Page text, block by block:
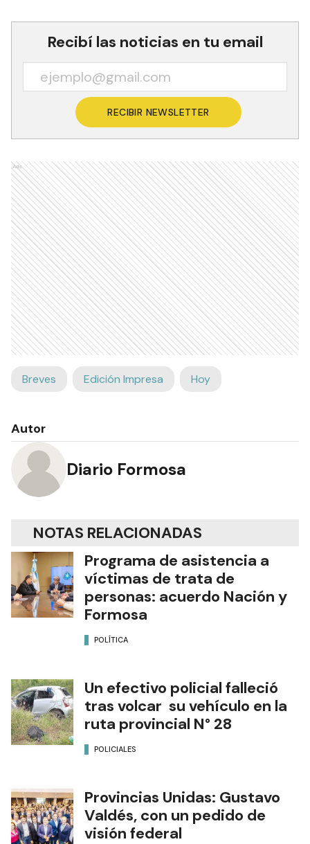
Recibí las noticias en tu email
RECIBIR NEWSLETTER
Ads
Breves Edición Impresa Hoy
Autor
Diario Formosa
NOTAS RELACIONADAS
Programa de asistencia a
víctimas de trata de
personas: acuerdo Nación y
Formosa
POLÍTICA
Un efectivo policial falleció
tras volcar su vehículo en la
ruta provincial N° 28
POLICIALES
Provincias Unidas: Gustavo
Valdés, con un pedido de
visión federal